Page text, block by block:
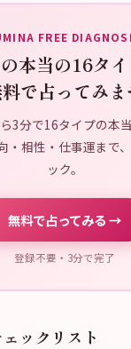
FREE
本当の16タイ
で占ってみま
3分で16タイプの本
・相性・仕事運まで
ック。
無料で占ってみる →
登録不要・3分で完了
ックリスト